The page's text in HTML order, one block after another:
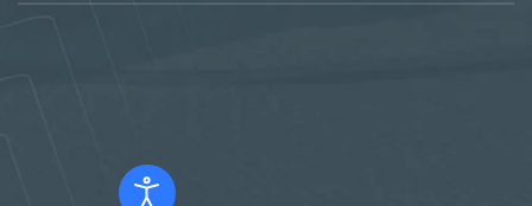
Powered by ©